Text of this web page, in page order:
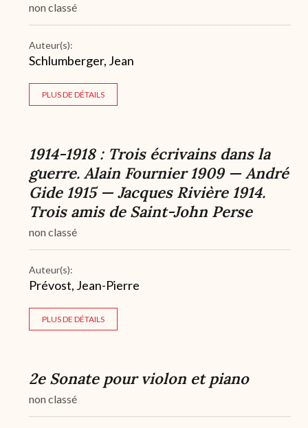
non classé
Auteur(s):
Schlumberger, Jean
PLUS DE DÉTAILS
1914-1918 : Trois écrivains dans la
guerre. Alain Fournier 1909 — André
Gide 1915 — Jacques Rivière 1914.
Trois amis de Saint-John Perse
non classé
Auteur(s):
Prévost, Jean-Pierre
PLUS DE DÉTAILS
2e Sonate pour violon et piano
non classé